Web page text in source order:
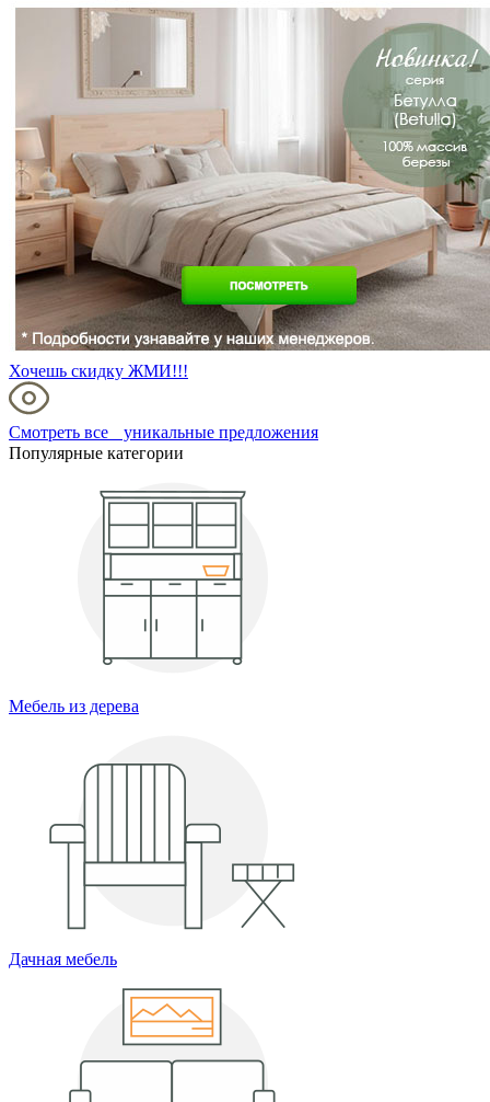
Хочешь скидку ЖМИ!!!
Смотреть все уникальные предложения
Популярные категории
Мебель из дерева
Дачная мебель